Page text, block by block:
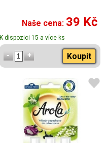
Naše cena: 39 Kč
K dispozici 15 a více ks
Koupit